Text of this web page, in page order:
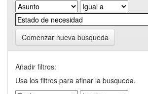
Comenzar nueva busqueda
Añadir filtros:
Usa los filtros para afinar la busqueda.